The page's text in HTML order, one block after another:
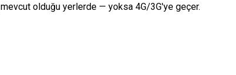
olduğu yerlerde — yoksa 4G/3G'ye geçer.